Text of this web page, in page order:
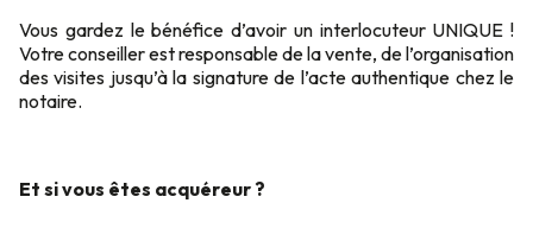
Vous gardez le bénéfice d’avoir un interlocuteur UNIQUE !
Votre conseiller est responsable de la vente, de l’organisation
des visites jusqu’à la signature de l’acte authentique chez le
notaire.
Et si vous êtes acquéreur ?